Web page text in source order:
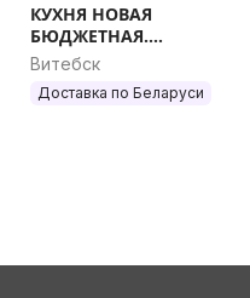
КУХНЯ НОВАЯ
БЮДЖЕТНАЯ.
МОДУЛЬНЫЕ КУХНИ.
ЛЮБОЙ РАЗМЕР.
Витебск
Доставка по Беларуси